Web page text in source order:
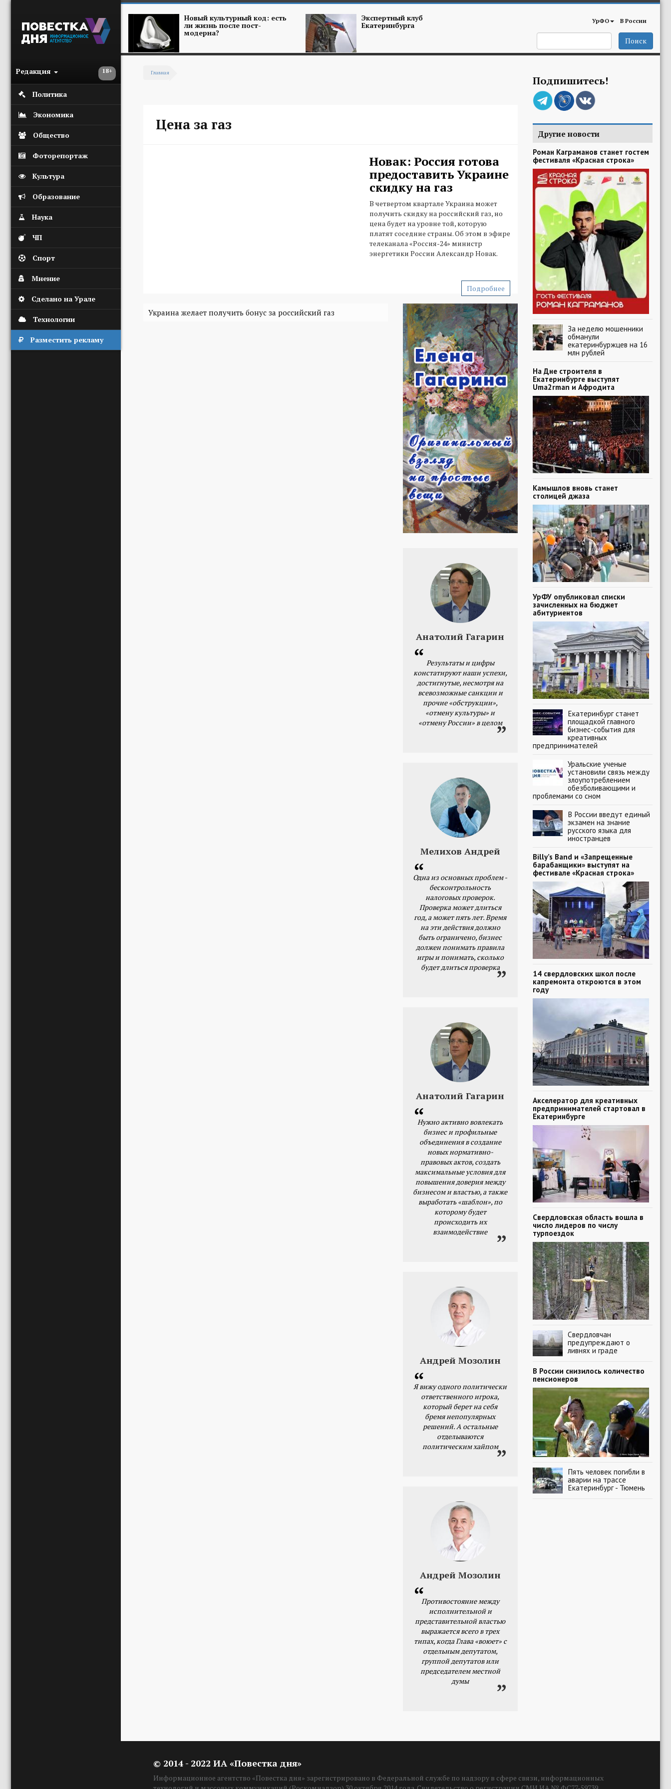
18+
Редакция
Политика
Экономика
Общество
Фоторепортаж
Культура
Образование
Наука
ЧП
Спорт
Мнение
Сделано на Урале
Технологии
Разместить рекламу
Новый культурный код: есть
ли жизнь после пост-
модерна?
Экспертный клуб
Екатеринбурга УрФО В России
Поиск
Главная
Цена за газ
Новак: Россия готова
предоставить Украине
скидку на газ
В четвертом квартале Украина может
получить скидку на российский газ, но
цена будет на уровне той, которую
платят соседние страны. Об этом в эфире
телеканала «Россия-24» министр
энергетики России Александр Новак.
Подробнее
Украина желает получить бонус за российский газ
Анатолий Гагарин
Результаты и цифры
констатируют наши успехи,
достигнутые, несмотря на
всевозможные санкции и
прочие «обструкции»,
«отмену культуры» и
«отмену России» в целом
Мелихов Андрей
Одна из основных проблем -
бесконтрольность
налоговых проверок.
Проверка может длиться
год, а может пять лет. Время
на эти действия должно
быть ограничено, бизнес
должен понимать правила
игры и понимать, сколько
будет длиться проверка
Анатолий Гагарин
Нужно активно вовлекать
бизнес и профильные
объединения в создание
новых нормативно-
правовых актов, создать
максимальные условия для
повышения доверия между
бизнесом и властью, а также
выработать «шаблон», по
которому будет
происходить их
взаимодействие
Андрей Мозолин
Я вижу одного политически
ответственного игрока,
который берет на себя
бремя непопулярных
решений. А остальные
отделываются
политическим хайпом
Андрей Мозолин
Противостояние между
исполнительной и
представительной властью
выражается всего в трех
типах, когда Глава «воюет» с
отдельным депутатом,
группой депутатов или
председателем местной
думы
Подпишитесь!
Другие новости
Роман Каграманов станет гостем
фестиваля «Красная строка»
За неделю мошенники
обманули
екатеринбуржцев на 16
млн рублей
На Дне строителя в
Екатеринбурге выступят
Uma2rman и Афродита
Камышлов вновь станет
столицей джаза
УрФУ опубликовал списки
зачисленных на бюджет
абитуриентов
Екатеринбург станет
площадкой главного
бизнес-события для
креативных
предпринимателей
Уральские ученые
установили связь между
злоупотреблением
обезболивающими и
проблемами со сном
В России введут единый
экзамен на знание
русского языка для
иностранцев
Billy’s Band и «Запрещенные
барабанщики» выступят на
фестивале «Красная строка»
14 свердловских школ после
капремонта откроются в этом
году
Акселератор для креативных
предпринимателей стартовал в
Екатеринбурге
Свердловская область вошла в
число лидеров по числу
турпоездок
Свердловчан
предупреждают о
ливнях и граде
В России снизилось количество
пенсионеров
Пять человек погибли в
аварии на трассе
Екатеринбург - Тюмень
© 2014 - 2022 ИА «Повестка дня»
Информационное агентство «Повестка дня» зарегистрировано в Федеральной службе по надзору в сфере связи, информационных